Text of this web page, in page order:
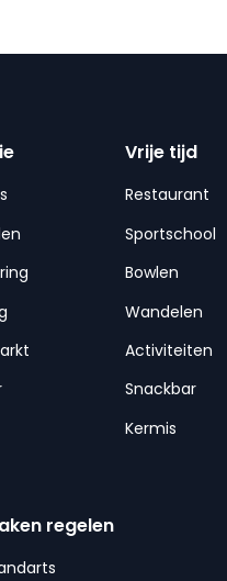
Vrije tijd
Restaurant
Sportschool
Bowlen
Wandelen
Activiteiten
Snackbar
Kermis
regelen